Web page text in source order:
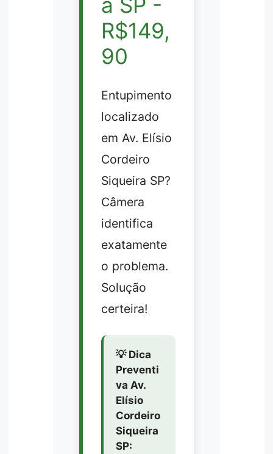
a SP -
R$149,
90
Entupimento
localizado
em Av. Elísio
Cordeiro
Siqueira SP?
Câmera
identifica
exatamente
o problema.
Solução
certeira!
💡 Dica
Preventi
va Av.
Elísio
Cordeiro
Siqueira
SP: